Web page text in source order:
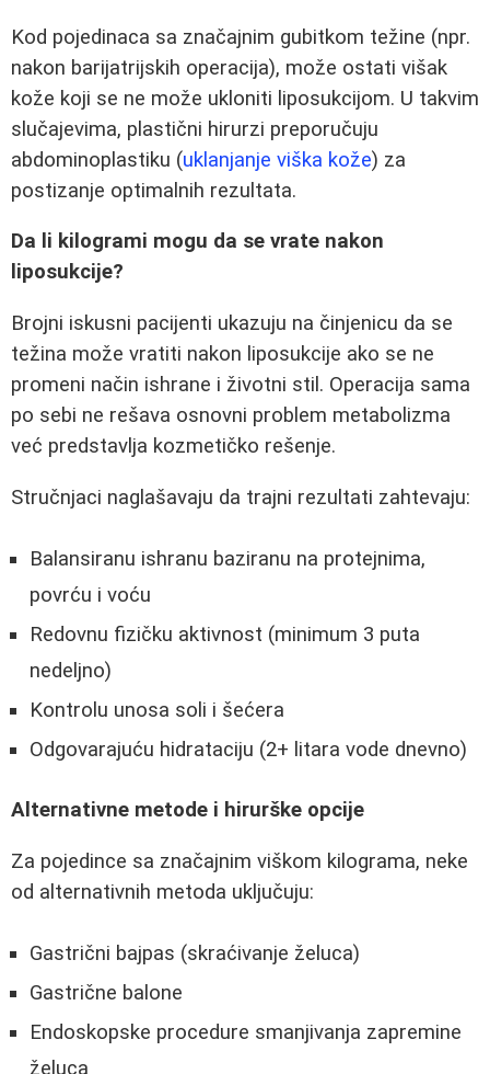
Kod pojedinaca sa značajnim gubitkom težine (npr.
nakon barijatrijskih operacija), može ostati višak
kože koji se ne može ukloniti liposukcijom. U takvim
slučajevima, plastični hirurzi preporučuju
abdominoplastiku (uklanjanje viška kože) za
postizanje optimalnih rezultata.
Da li kilogrami mogu da se vrate nakon
liposukcije?
Brojni iskusni pacijenti ukazuju na činjenicu da se
težina može vratiti nakon liposukcije ako se ne
promeni način ishrane i životni stil. Operacija sama
po sebi ne rešava osnovni problem metabolizma
već predstavlja kozmetičko rešenje.
Stručnjaci naglašavaju da trajni rezultati zahtevaju:
Balansiranu ishranu baziranu na protejnima,
povrću i voću
Redovnu fizičku aktivnost (minimum 3 puta
nedeljno)
Kontrolu unosa soli i šećera
Odgovarajuću hidrataciju (2+ litara vode dnevno)
Alternativne metode i hirurške opcije
Za pojedince sa značajnim viškom kilograma, neke
od alternativnih metoda uključuju:
Gastrični bajpas (skraćivanje želuca)
Gastrične balone
Endoskopske procedure smanjivanja zapremine
želuca